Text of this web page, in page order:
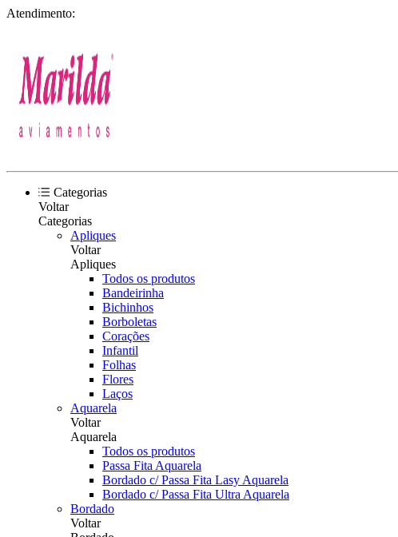
Atendimento:
Categorias
Voltar
Categorias
Apliques
Voltar
Apliques
Todos os produtos
Bandeirinha
Bichinhos
Borboletas
Corações
Infantil
Folhas
Flores
Laços
Aquarela
Voltar
Aquarela
Todos os produtos
Passa Fita Aquarela
Bordado c/ Passa Fita Lasy Aquarela
Bordado c/ Passa Fita Ultra Aquarela
Bordado
Voltar